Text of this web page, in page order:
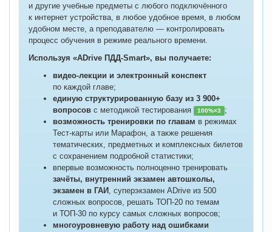
и другие учебные предметы с любого подключённого
к интернет устройства, в любое удобное время, в любом
удобном месте, а преподавателю — контролировать
процесс обучения в режиме реального времени.
Используя «ADrive ПДД-Smart», вы получаете:
видео-лекции и электронный конспект
по каждой главе;
единую структурированную базу из 3 900+
вопросов с методикой тестирования 100%×3
;
возможность тренировки по главам в режимах
Тест-карты или Марафон, а также решения
тематических, предметных и комплексных билетов
с сохранением подробной статистики;
впервые возможность полноценно тренировать
зачёты, внутренний экзамен автошколы,
экзамен в ГАИ , суперэкзамен ADrive из 500
сложных вопросов, решать ТОП-20 по темам
и ТОП-30 по курсу самых сложных вопросов;
многоуровневую работу над ошибками